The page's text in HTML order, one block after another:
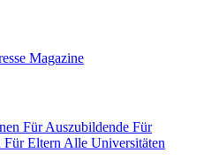
Magazine
Für Auszubildende Für
Für Eltern Alle Universitäten